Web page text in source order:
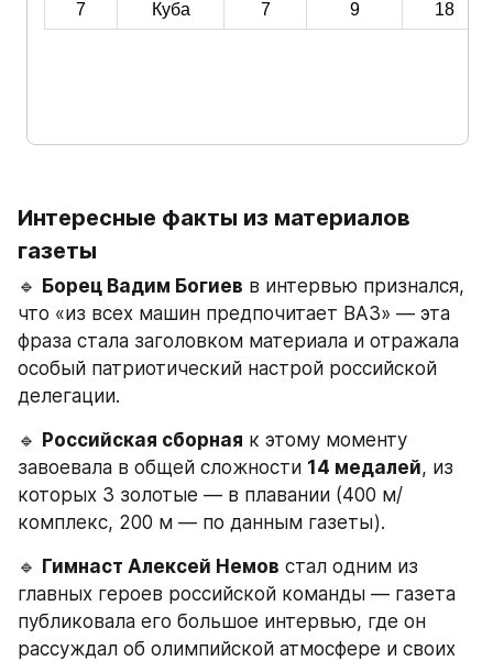
Интересные факты из материалов
газеты
🔹 Борец Вадим Богиев в интервью признался,
что «из всех машин предпочитает ВАЗ» — эта
фраза стала заголовком материала и отражала
особый патриотический настрой российской
делегации.
🔹 Российская сборная к этому моменту
завоевала в общей сложности 14 медалей, из
которых 3 золотые — в плавании (400 м/
комплекс, 200 м — по данным газеты).
🔹 Гимнаст Алексей Немов стал одним из
главных героев российской команды — газета
публиковала его большое интервью, где он
рассуждал об олимпийской атмосфере и своих